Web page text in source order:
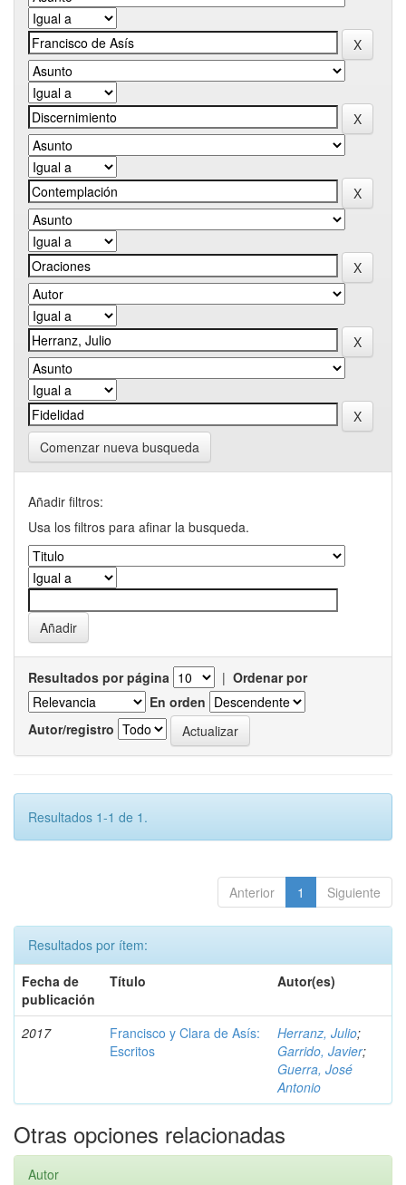
Comenzar nueva busqueda
Añadir filtros:
Usa los filtros para afinar la busqueda.
Resultados por página | Ordenar por
En orden
Autor/registro
Resultados 1-1 de 1.
Anterior 1 Siguiente
Resultados por ítem:
Fecha de
publicación
Título Autor(es)
2017
Francisco y Clara de Asís:
Escritos
Herranz, Julio;
Garrido, Javier;
Guerra, José
Antonio
Otras opciones relacionadas
Autor